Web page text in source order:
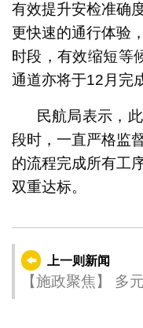
有效提升安检准确
更快速的通行体验
时段，有效缩短等
通道亦将于12月完
民航局表示，
段时，一直严格监
的流程完成所有工
双重达标。
上一则新闻
【施政聚焦】 多